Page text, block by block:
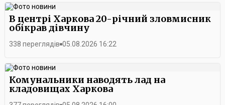
вступну кампанію до умов війни та зробити вищу освіту
доступнішою для молоді. Кожен із присутніх мав можливість
висловити свої пропозиції.Серед озвучених ініціатив —
проводити вступну кампанію двічі на рік, дозволити повторне
складання НМТ та розширити підготовку фахівців, які будуть
потрібні для відбудови України.Ігор Терехов, своєю чергою,
прифронтових міст та громад Інститут регіональних
менеджерів. Його завданням стане підготовка фахівців для
розвитку та повоєнного відновлення громад.Усі озвучені під
час зустрічі ініціативи планують доопрацювати та винести на
В центрі Харкова 20-річний зловмисник
обікрав дівчину
338 переглядів 05.08.2026 16:22
Комунальники наводять лад на
кладовищах Харкова